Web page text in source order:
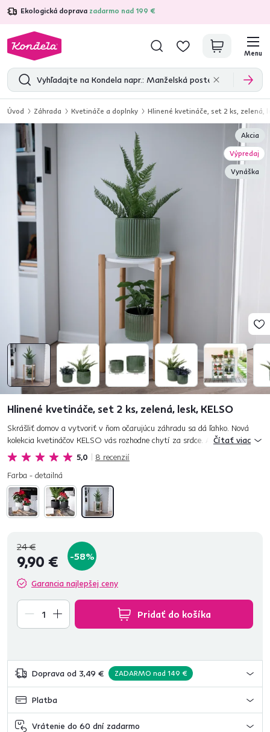
Ekologická doprava zadarmo nad 199 €
4,7 31 211overených produktových recenzií
Menu
Úvod Záhrada Kvetináče a doplnky Hlinené kvetináče, set 2 ks, zelená,
Akcia
Výpredaj
Vynáška
Hlinené kvetináče, set 2 ks, zelená, lesk, KELSO
5,0 8 recenzií
Skrášliť domov a vytvoriť v ňom očarujúcu záhradu sa dá ľahko. Nová
kolekcia kvetináčov KELSO vás rozhodne chytí za srdce. A hneď dvakrát.
Kvetináče zdôraznia estetickú hodnotu rastliniek a podpí...
Čítať viac
Farba - detailná
24 €
9,90 € -58%
Garancia najlepšej ceny
Pridať do košíka
Doprava od 3,49 € ZADARMO nad 149 €
Platba
Vrátenie do 60 dní zadarmo